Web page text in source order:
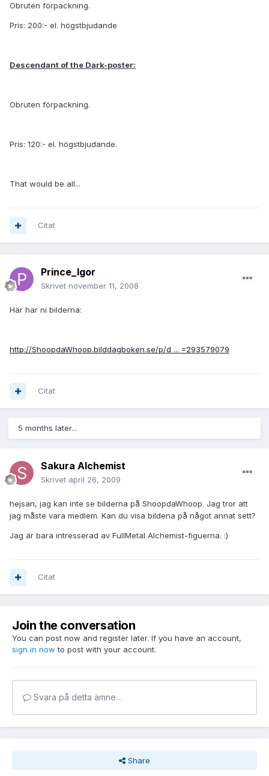
Obruten förpackning.
Pris: 200:- el. högstbjudande
Descendant of the Dark-poster:
Obruten förpackning.
Pris: 120:- el. högstbjudande.
That would be all...
Citat
Prince_Igor
Skrivet november 11, 2008
Här har ni bilderna:
http://ShoopdaWhoop.bilddagboken.se/p/d ... =293579079
Citat
5 months later...
Sakura Alchemist
Skrivet april 26, 2009
hejsan, jag kan inte se bilderna på ShoopdaWhoop. Jag tror att
jag måste vara medlem. Kan du visa bildena på något annat sett?
Jag är bara intresserad av FullMetal Alchemist-figuerna. :)
Citat
Join the conversation
You can post now and register later. If you have an account,
sign in now to post with your account.
Svara på detta ämne…
Share